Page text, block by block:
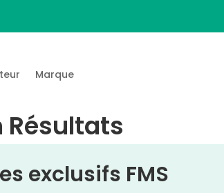
Marque
Résultats
exclusifs FMS